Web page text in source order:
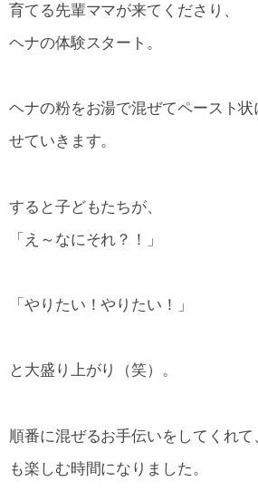
育てる先輩ママが来てくださり、
ヘナの体験スタート。
ヘナの粉をお湯で混ぜてペースト
せていきます。
すると子どもたちが、
「え～なにそれ？！」
「やりたい！やりたい！」
と大盛り上がり（笑）。
順番に混ぜるお手伝いをしてくれ
も楽しむ時間になりました。